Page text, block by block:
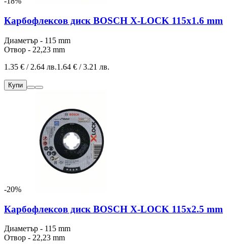
Карбофлексов диск BOSCH X-LOCK 115x1.6 mm
Диаметър - 115 mm
Отвор - 22,23 mm
1.35 € / 2.64 лв.1.64 € / 3.21 лв.
Купи
-20%
Карбофлексов диск BOSCH X-LOCK 115x2.5 mm
Диаметър - 115 mm
Отвор - 22,23 mm